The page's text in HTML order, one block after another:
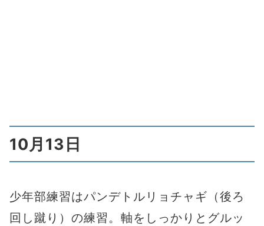
10月13日
少年部練習はパンデトルリョチャギ（後ろ
回し蹴り）の練習。軸をしっかりとグルッ